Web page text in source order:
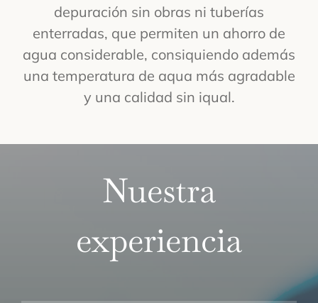
depuración sin obras ni tuberías
enterradas, que permiten un ahorro de
agua considerable, consiquiendo además
una temperatura de aqua más agradable
y una calidad sin iqual.
Nuestra
experiencia